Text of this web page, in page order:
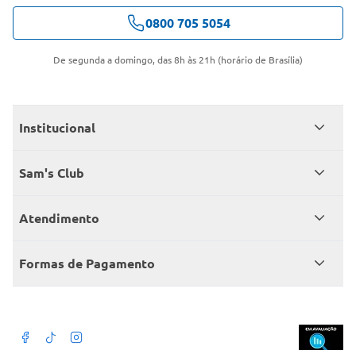
0800 705 5054
De segunda a domingo, das 8h às 21h (horário de Brasília)
Institucional
Quem somos
Encontre um Clube
Sam's Club
Seja sócio
Member’s Mark
Atendimento
Fale conosco
Atendimento em libras
Formas de Pagamento